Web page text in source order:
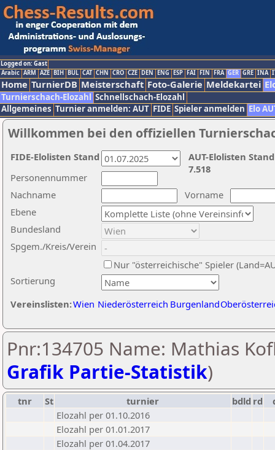
Logged on: Gast
Arabic ARM AZE BIH BUL CAT CHN CRO CZE DEN ENG ESP FAI FIN FRA GER GRE INA
Home TurnierDB Meisterschaft Foto-Galerie Meldekartei
Turnierschach-Elozahl Schnellschach-Elozahl
Allgemeines Turnier anmelden: AUT FIDE Spieler anmelden Elo
Willkommen bei den offiziellen
Nachname
Vorname
Ebene
Sortierung
Personennummer
Bundesland
Spgem./Kreis/Verein
Nur "österreichische" Spieler
Vereinslisten:Wien Niederösterreich Burgenland
AUT-Elolisten
7.518
FIDE-Elolisten Stand
Pnr:134705 Name: Mathias
Grafik Partie-Statistik)
tnr St turnier bdld rd
Elozahl per 01.10.2016
Elozahl per 01.01.2017
Elozahl per 01.04.2017